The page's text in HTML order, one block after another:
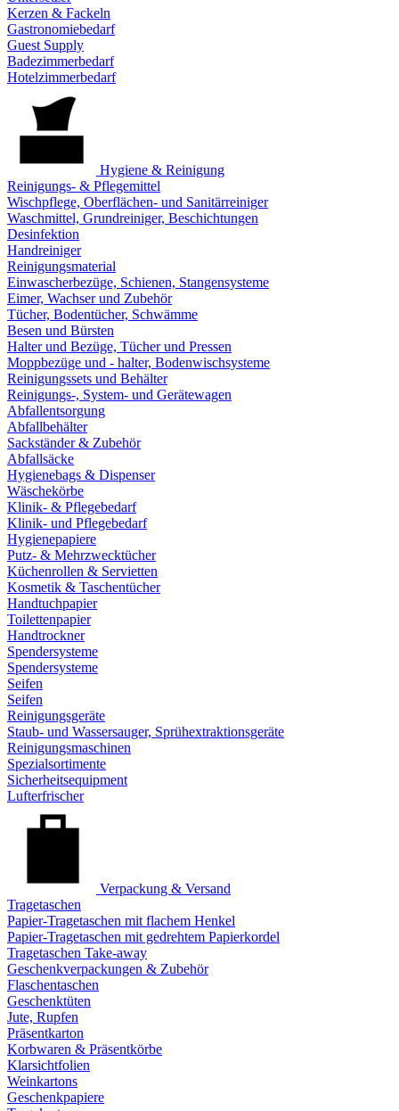
Kerzen & Fackeln
Gastronomiebedarf
Guest Supply
Badezimmerbedarf
Hotelzimmerbedarf
Hygiene & Reinigung
Reinigungs- & Pflegemittel
Wischpflege, Oberflächen- und Sanitärreiniger
Waschmittel, Grundreiniger, Beschichtungen
Desinfektion
Handreiniger
Reinigungsmaterial
Einwascherbezüge, Schienen, Stangensysteme
Eimer, Wachser und Zubehör
Tücher, Bodentücher, Schwämme
Besen und Bürsten
Halter und Bezüge, Tücher und Pressen
Moppbezüge und - halter, Bodenwischsysteme
Reinigungssets und Behälter
Reinigungs-, System- und Gerätewagen
Abfallentsorgung
Abfallbehälter
Sackständer & Zubehör
Abfallsäcke
Hygienebags & Dispenser
Wäschekörbe
Klinik- & Pflegebedarf
Klinik- und Pflegebedarf
Hygienepapiere
Putz- & Mehrzwecktücher
Küchenrollen & Servietten
Kosmetik & Taschentücher
Handtuchpapier
Toilettenpapier
Handtrockner
Spendersysteme
Spendersysteme
Seifen
Seifen
Reinigungsgeräte
Staub- und Wassersauger, Sprühextraktionsgeräte
Reinigungsmaschinen
Spezialsortimente
Sicherheitsequipment
Lufterfrischer
Verpackung & Versand
Tragetaschen
Papier-Tragetaschen mit flachem Henkel
Papier-Tragetaschen mit gedrehtem Papierkordel
Tragetaschen Take-away
Geschenkverpackungen & Zubehör
Flaschentaschen
Geschenktüten
Jute, Rupfen
Präsentkarton
Korbwaren & Präsentkörbe
Klarsichtfolien
Weinkartons
Geschenkpapiere